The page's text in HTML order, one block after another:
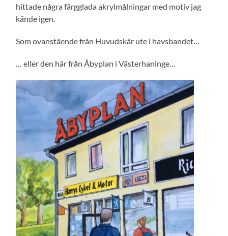
hittade några färgglada akrylmålningar med motiv jag
kände igen.
Som ovanstående från Huvudskär ute i havsbandet…
… eller den här från Åbyplan i Västerhaninge…